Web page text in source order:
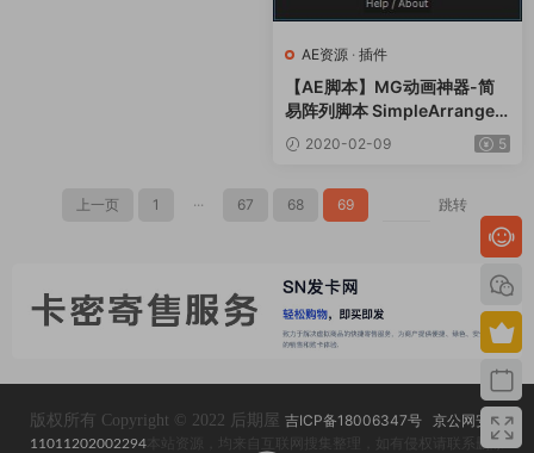
AE资源 · 插件
【AE脚本】MG动画神器-简
易阵列脚本 SimpleArrange V
1.0 -让设计更简单
2020-02-09 5
上一页 1 ··· 67 68 69 跳转
版权所有 Copyright © 2022 后期屋 吉ICP备18006347号
京公网安备
11011202002294 本站资源，均来自互联网搜集整理，如有侵权请联系删除